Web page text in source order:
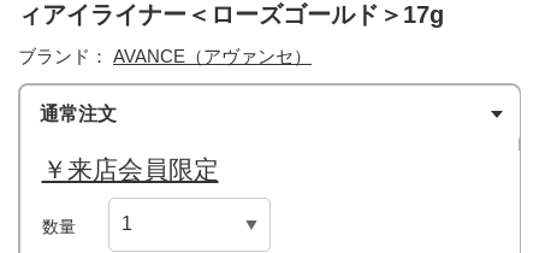
ィアイライナー＜ローズゴールド＞17g
ブランド： AVANCE（アヴァンセ）
通常注文
￥来店会員限定
数量